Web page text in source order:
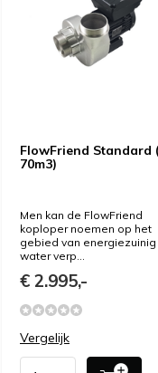
FlowFriend Standard
70m3)
Men kan de FlowFriend
koploper noemen op het
gebied van energiezuinig
water verp...
€ 2.995,-
Vergelijk